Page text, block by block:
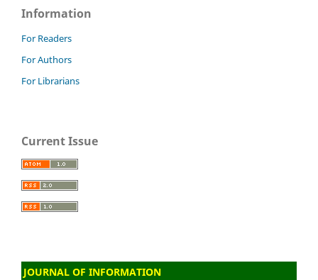
Information
For Readers
For Authors
For Librarians
Current Issue
JOURNAL OF INFORMATION